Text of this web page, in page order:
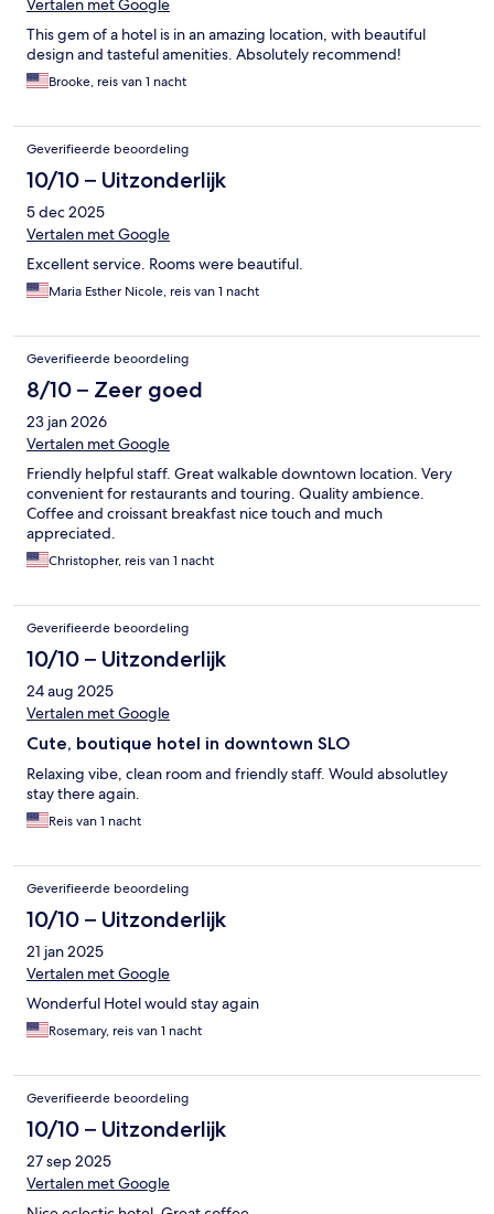
Vertalen met Google
This gem of a hotel is in an amazing location, with beautiful
design and tasteful amenities. Absolutely recommend!
Brooke, reis van 1 nacht
Geverifieerde beoordeling
10/10 – Uitzonderlijk
5 dec 2025
Vertalen met Google
Excellent service. Rooms were beautiful.
Maria Esther Nicole, reis van 1 nacht
Geverifieerde beoordeling
8/10 – Zeer goed
23 jan 2026
Vertalen met Google
Friendly helpful staff. Great walkable downtown location. Very
convenient for restaurants and touring. Quality ambience.
Coffee and croissant breakfast nice touch and much
appreciated.
Christopher, reis van 1 nacht
Geverifieerde beoordeling
10/10 – Uitzonderlijk
24 aug 2025
Vertalen met Google
Cute, boutique hotel in downtown SLO
Relaxing vibe, clean room and friendly staff. Would absolutley
stay there again.
Reis van 1 nacht
Geverifieerde beoordeling
10/10 – Uitzonderlijk
21 jan 2025
Vertalen met Google
Wonderful Hotel would stay again
Rosemary, reis van 1 nacht
Geverifieerde beoordeling
10/10 – Uitzonderlijk
27 sep 2025
Vertalen met Google